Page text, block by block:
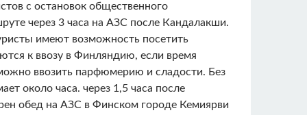
с остановок общественного
через 3 часа на АЗС после Кандалакши.
имеют возможность посетить
к ввозу в Финляндию, если время
ввозить парфюмерию и сладости. Без
около часа. через 1,5 часа после
обед на АЗС в Финском городе Кемиярви